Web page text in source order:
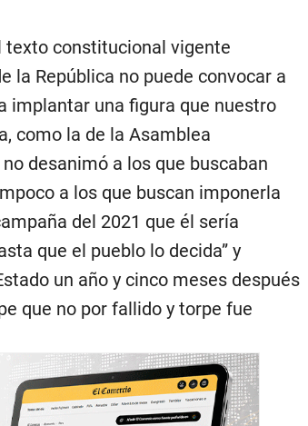
texto constitucional vigente
la República no puede convocar a
implantar una figura que nuestro
como la de la Asamblea
desanimó a los que buscaban
a los que buscan imponerla
del 2021 que él sería
que el pueblo lo decida” y
un año y cinco meses después
que no por fallido y torpe fue